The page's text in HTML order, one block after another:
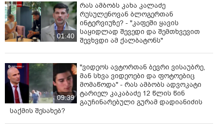
01:40
რას ამბობს კახა კალაძე
რუსულენოვან ბლოგერთან
ინტერვიუზე? - "კაფეში ყავის
საყიდლად შევედი და შემთხვევით
შევხვდი ამ ქალბატონს"
09:39
"ვიდეოს ავტორთან ბევრი ვისაუბრე,
მან სხვა ვიდეოები და ფოტოებიც
მომაწოდა" - რას ამბობს ადვოკატი
ტარიელ კაკაბაძე 12 წლის წინ
გაუჩინარებული გურამ დადიანიძის
საქმის შესახებ?